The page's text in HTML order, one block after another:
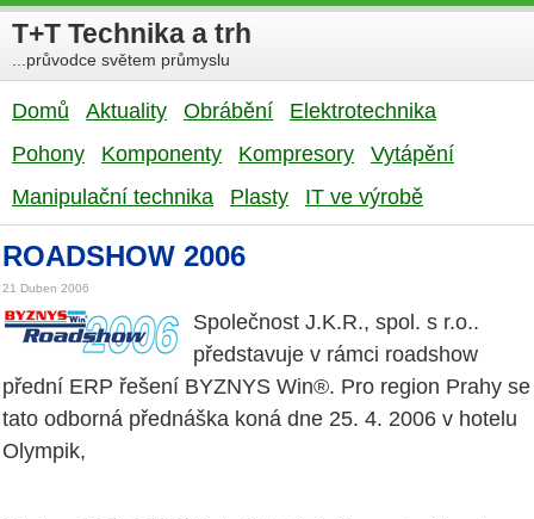
T+T Technika a trh
...průvodce světem průmyslu
Domů Aktuality Obrábění
Elektrotechnika
Pohony
Komponenty Kompresory
Vytápění
Manipulační technika
Plasty IT ve výrobě
ROADSHOW 2006
21 Duben 2006
Společnost J.K.R., spol. s r.o..
představuje v rámci roadshow
přední ERP řešení BYZNYS Win®. Pro region Prahy se
tato odborná přednáška koná dne 25. 4. 2006 v hotelu
Olympik,